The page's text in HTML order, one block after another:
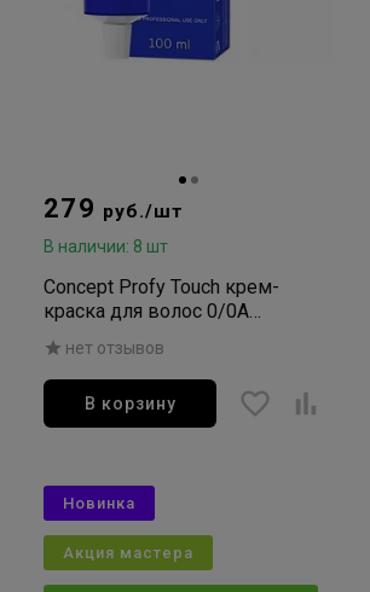
279 руб./шт
В наличии: 8 шт
Concept Profy Touch крем-
краска для волос 0/0A
корректор щелочной 100мл
нет отзывов
В корзину
Новинка
Акция мастера